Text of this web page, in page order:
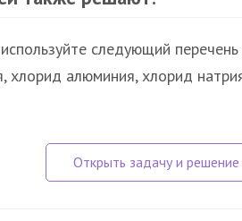
следующий
хлорид алюминия, хлорид